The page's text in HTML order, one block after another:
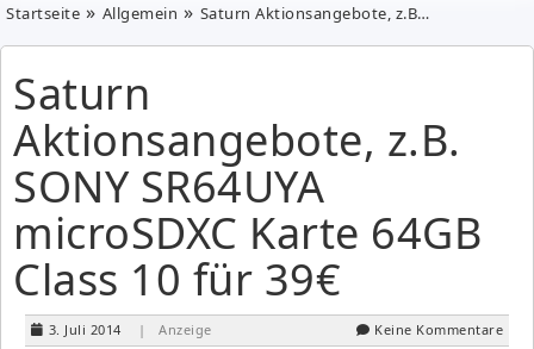
Startseite Allgemein Saturn Aktionsangebote, z.B. SONY SR64UYA microSDXC Karte 64GB Class 10 für 39€
Saturn
Aktionsangebote, z.B.
SONY SR64UYA
microSDXC Karte 64GB
Class 10 für 39€
3. Juli 2014 | Anzeige Keine Kommentare